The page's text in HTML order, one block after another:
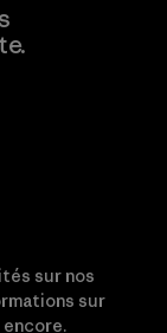
sur nos
sur
encore.